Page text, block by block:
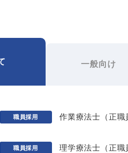
一般向け
職員採用 作業療法士（正職
職員採用 理学療法士（正職